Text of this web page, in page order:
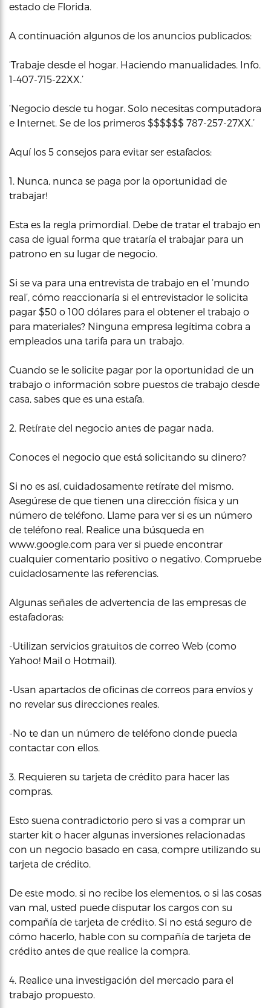
estado de Florida.
A continuación algunos de los anuncios publicados:
‘Trabaje desde el hogar. Haciendo manualidades. Info.
1-407-715-22XX.’
‘Negocio desde tu hogar. Solo necesitas computadora
e Internet. Se de los primeros $$$$$$ 787-257-27XX.’
Aquí los 5 consejos para evitar ser estafados:
1. Nunca, nunca se paga por la oportunidad de
trabajar!
Esta es la regla primordial. Debe de tratar el trabajo en
casa de igual forma que trataría el trabajar para un
patrono en su lugar de negocio.
Si se va para una entrevista de trabajo en el ‘mundo
real’, cómo reaccionaría si el entrevistador le solicita
pagar $50 o 100 dólares para el obtener el trabajo o
para materiales? Ninguna empresa legítima cobra a
empleados una tarifa para un trabajo.
Cuando se le solicite pagar por la oportunidad de un
trabajo o información sobre puestos de trabajo desde
casa, sabes que es una estafa.
2. Retírate del negocio antes de pagar nada.
Conoces el negocio que está solicitando su dinero?
Si no es así, cuidadosamente retírate del mismo.
Asegúrese de que tienen una dirección física y un
número de teléfono. Llame para ver si es un número
de teléfono real. Realice una búsqueda en
www.google.com para ver si puede encontrar
cualquier comentario positivo o negativo. Compruebe
cuidadosamente las referencias.
Algunas señales de advertencia de las empresas de
estafadoras:
-Utilizan servicios gratuitos de correo Web (como
Yahoo! Mail o Hotmail).
-Usan apartados de oficinas de correos para envíos y
no revelar sus direcciones reales.
-No te dan un número de teléfono donde pueda
contactar con ellos.
3. Requieren su tarjeta de crédito para hacer las
compras.
Esto suena contradictorio pero si vas a comprar un
starter kit o hacer algunas inversiones relacionadas
con un negocio basado en casa, compre utilizando su
tarjeta de crédito.
De este modo, si no recibe los elementos, o si las cosas
van mal, usted puede disputar los cargos con su
compañía de tarjeta de crédito. Si no está seguro de
cómo hacerlo, hable con su compañía de tarjeta de
crédito antes de que realice la compra.
4. Realice una investigación del mercado para el
trabajo propuesto.